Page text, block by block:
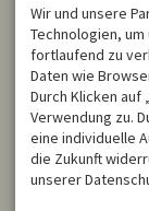
Trettachstraße 17
87561 Oberstdorf
DEUTSCHLAND
Tel. +49 8322 4055
info@montana-
NEWSLETTER
Bleiben Sie immer
Für den
Wir und unsere
Technologien,
fortlaufend zu
Daten wie
Durch Klicken
Verwendung zu.
eine individuelle
die Zukunft
unserer